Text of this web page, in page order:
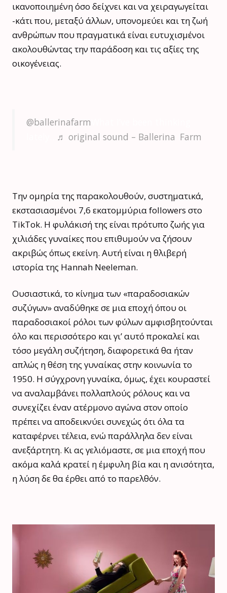
ικανοποιημένη όσο δείχνει και να χειραγωγείται
-κάτι που, μεταξύ άλλων, υπονομεύει και τη ζωή
ανθρώπων που πραγματικά είναι ευτυχισμένοι
ακολουθώντας την παράδοση και τις αξίες της
οικογένειας.
@ballerinafarm
♬ original sound – Ballerina Farm
Την ομηρία της παρακολουθούν, συστηματικά,
εκστασιασμένοι 7,6 εκατομμύρια followers στο
TikTok. Η φυλάκισή της είναι πρότυπο ζωής για
χιλιάδες γυναίκες που επιθυμούν να ζήσουν
ακριβώς όπως εκείνη. Αυτή είναι η θλιβερή
ιστορία της Hannah Neeleman.
Ουσιαστικά, το κίνημα των «παραδοσιακών
συζύγων» αναδύθηκε σε μια εποχή όπου οι
παραδοσιακοί ρόλοι των φύλων αμφισβητούνται
όλο και περισσότερο και γι’ αυτό προκαλεί και
τόσο μεγάλη συζήτηση, διαφορετικά θα ήταν
απλώς η θέση της γυναίκας στην κοινωνία το
1950. Η σύγχρονη γυναίκα, όμως, έχει κουραστεί
να αναλαμβάνει πολλαπλούς ρόλους και να
συνεχίζει έναν ατέρμονο αγώνα στον οποίο
πρέπει να αποδεικνύει συνεχώς ότι όλα τα
καταφέρνει τέλεια, ενώ παράλληλα δεν είναι
ανεξάρτητη. Κι ας γελιόμαστε, σε μια εποχή που
ακόμα καλά κρατεί η έμφυλη βία και η ανισότητα,
η λύση δε θα έρθει από το παρελθόν.